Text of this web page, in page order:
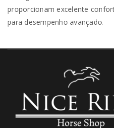
proporcionam excelente
para desempenho avançado.